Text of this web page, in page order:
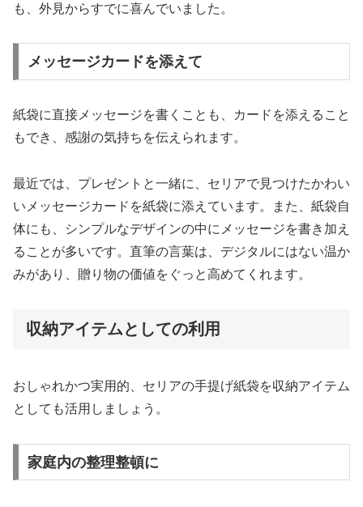
も、外見からすでに喜んでいました。
メッセージカードを添えて
紙袋に直接メッセージを書くことも、カードを添えること
もでき、感謝の気持ちを伝えられます。
最近では、プレゼントと一緒に、セリアで見つけたかわい
いメッセージカードを紙袋に添えています。また、紙袋自
体にも、シンプルなデザインの中にメッセージを書き加え
ることが多いです。直筆の言葉は、デジタルにはない温か
みがあり、贈り物の価値をぐっと高めてくれます。
収納アイテムとしての利用
おしゃれかつ実用的、セリアの手提げ紙袋を収納アイテム
としても活用しましょう。
家庭内の整理整頓に